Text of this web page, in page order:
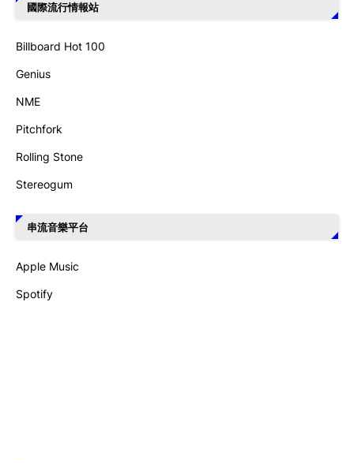
國際流行情報站
Billboard Hot 100
Genius
NME
Pitchfork
Rolling Stone
Stereogum
串流音樂平台
Apple Music
Spotify